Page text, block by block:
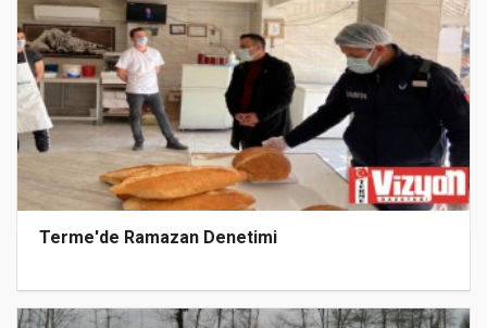
Terme'de Ramazan Denetimi